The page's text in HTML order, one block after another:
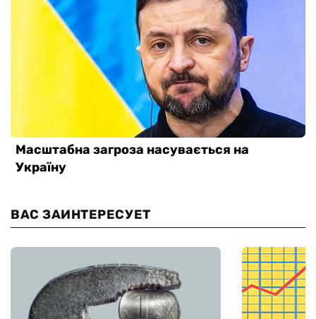
ВАС ЗАИНТЕРЕСУЕТ